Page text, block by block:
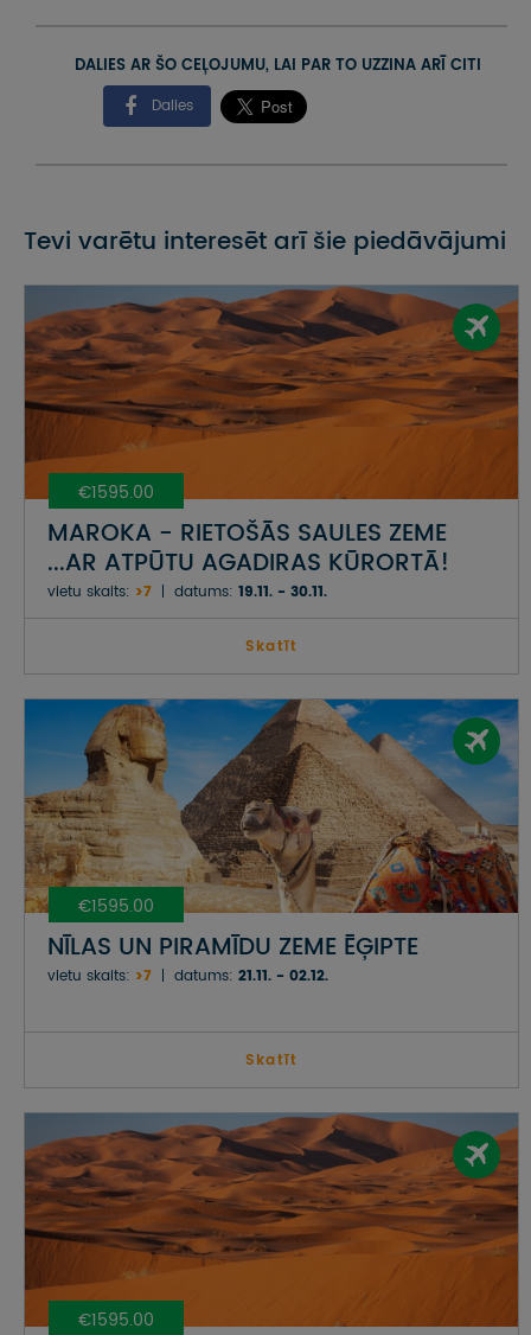
DALIES AR ŠO CEĻOJUMU, LAI PAR TO UZZINA ARĪ CITI
Dalies
Tevi varētu interesēt arī šie piedāvājumi
€1595.00
MAROKA - RIETOŠĀS SAULES ZEME
...AR ATPŪTU AGADIRAS KŪRORTĀ!
vietu skaits: >7 datums: 19.11. - 30.11.
Skatīt
€1595.00
NĪLAS UN PIRAMĪDU ZEME ĒĢIPTE
vietu skaits: >7 datums: 21.11. - 02.12.
Skatīt
€1595.00